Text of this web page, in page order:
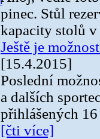
pinec. Stůl
kapacity stolů
Ještě je
[15.4.2015]
Poslední
a dalších
přihlášených
[čti více]